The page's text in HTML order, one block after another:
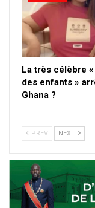
La très célèbre «
des enfants »
Ghana ?
PREV NEXT